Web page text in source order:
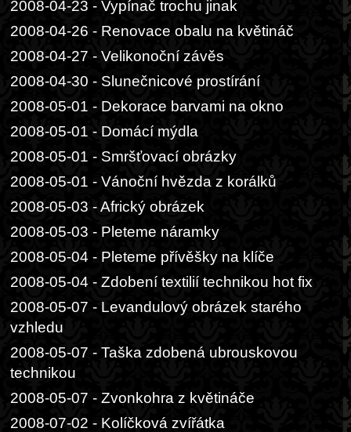
2008-04-23 - Vypínač trochu jinak
2008-04-26 - Renovace obalu na květináč
2008-04-27 - Velikonoční závěs
2008-04-30 - Slunečnicové prostírání
2008-05-01 - Dekorace barvami na okno
2008-05-01 - Domácí mýdla
2008-05-01 - Smršťovací obrázky
2008-05-01 - Vánoční hvězda z korálků
2008-05-03 - Africký obrázek
2008-05-03 - Pleteme náramky
2008-05-04 - Pleteme přívěšky na klíče
2008-05-04 - Zdobení textilií technikou hot fix
2008-05-07 - Levandulový obrázek starého
vzhledu
2008-05-07 - Taška zdobená ubrouskovou
technikou
2008-05-07 - Zvonkohra z květináče
2008-07-02 - Kolíčková zvířátka